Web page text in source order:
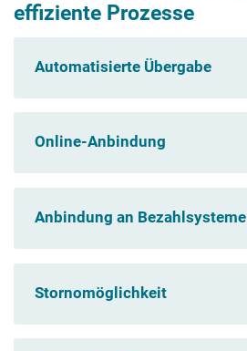
effiziente Prozesse
Automatisierte Übergabe
Online-Anbindung
Anbindung an Bezahlsysteme
Stornomöglichkeit